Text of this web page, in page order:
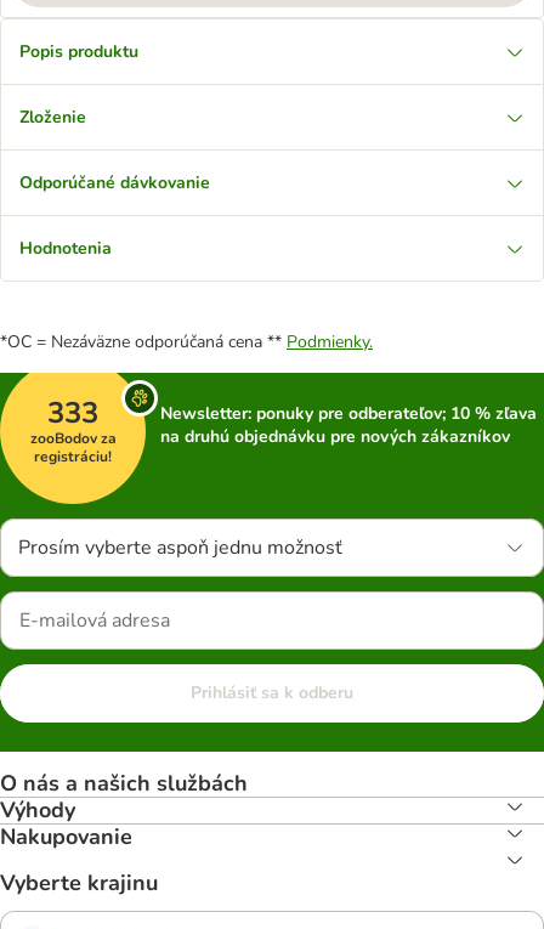
Popis produktu
Zloženie
Odporúčané dávkovanie
Hodnotenia
*OC = Nezáväzne odporúčaná cena ** Podmienky.
333
zooBodov za
registráciu!
Newsletter: ponuky pre odberateľov; 10 % zľava
na druhú objednávku pre nových zákazníkov
Prosím vyberte aspoň jednu možnosť
Prihlásiť sa k odberu
O nás a našich službách
Výhody
Nakupovanie
Vyberte krajinu